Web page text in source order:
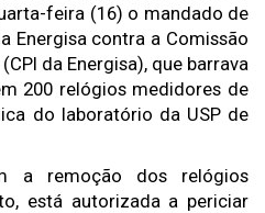
feira (16) o mandado de
Energisa contra a Comissão
da Energisa), que barrava
200 relógios medidores de
do laboratório da USP de
a remoção dos relógios
está autorizada a periciar